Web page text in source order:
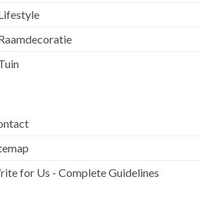
for Us - Complete Guidelines